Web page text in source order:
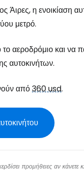
η ενοικίαση
μετρό.
το αεροδρόμιο και
αυτοκινήτων.
από360 usd.
προμήθειες αν κάνετε